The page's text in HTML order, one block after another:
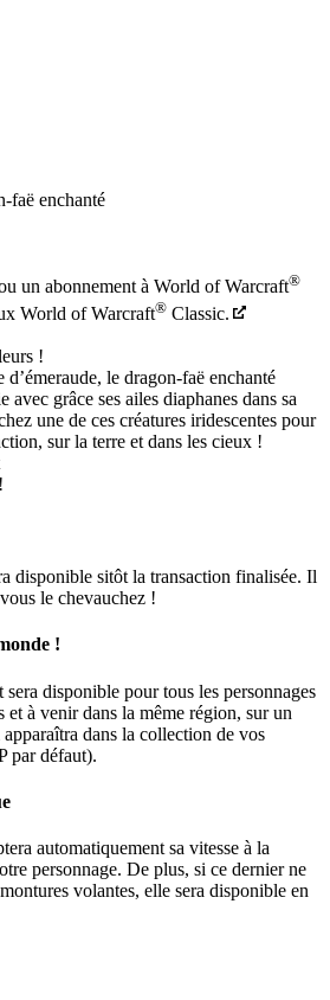
faë enchanté
un abonnement à World of Warcraft®
World of Warcraft® Classic.
!
le dragon-faë enchanté
avec grâce ses ailes diaphanes dans sa
une de ces créatures iridescentes pour
sur la terre et dans les cieux !
disponible sitôt la transaction finalisée. Il
le chevauchez !
!
disponible pour tous les personnages
à venir dans la même région, sur un
dans la collection de vos
par défaut).
automatiquement sa vitesse à la
personnage. De plus, si ce dernier ne
volantes, elle sera disponible en